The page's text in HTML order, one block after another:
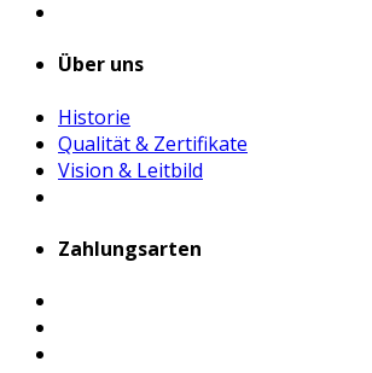
Über uns
Historie
Qualität & Zertifikate
Vision & Leitbild
Zahlungsarten